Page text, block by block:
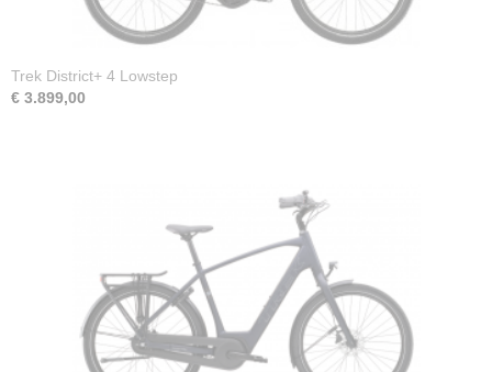
Trek District+ 4 Lowstep
€ 3.899,00